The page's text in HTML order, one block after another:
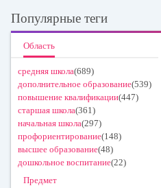
Популярные теги
Область
средняя школа(689)
дополнительное образование(539)
повышение квалификации(447)
старшая школа(361)
начальная школа(297)
профориентирование(148)
высшее образование(48)
дошкольное воспитание(22)
Предмет